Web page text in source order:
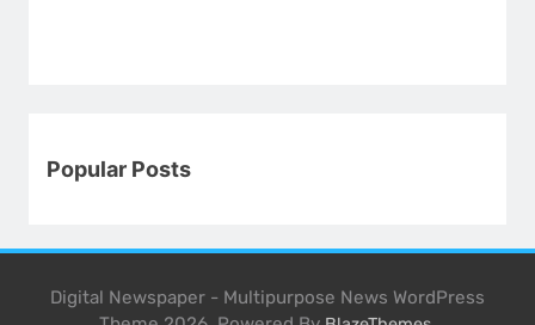
Popular Posts
Digital Newspaper - Multipurpose News WordPress